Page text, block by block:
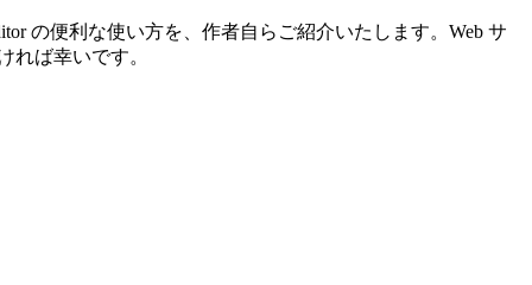
の便利な使い方を、作者自らご紹介いたします。Web サ
れば幸いです。